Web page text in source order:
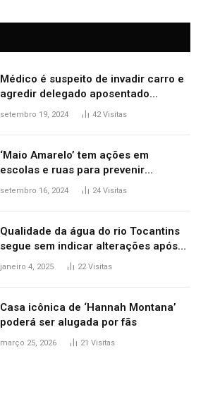
Médico é suspeito de invadir carro e
agredir delegado aposentado
durante confusão no trânsito
setembro 19, 2024 42Visitas
‘Maio Amarelo’ tem ações em
escolas e ruas para prevenir
acidentes no trânsito no AP
setembro 16, 2024 24 Visitas
Qualidade da água do rio Tocantins
segue sem indicar alterações após
desabamento da ponte entre MA e
janeiro 4, 2025 22Visitas
Casa icônica de ‘Hannah Montana’
poderá ser alugada por fãs
março 25, 2026 21 Visitas